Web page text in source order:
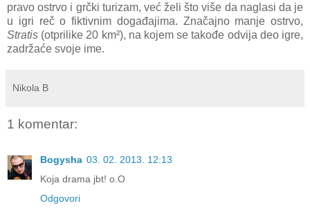
pravo ostrvo i grčki turizam, već želi što više da naglasi da je
u igri reč o fiktivnim događajima. Značajno manje ostrvo,
Stratis (otprilike 20 km²), na kojem se takođe odvija deo igre,
zadržaće svoje ime.
Nikola B
1 komentar:
Bogysha 03. 02. 2013. 12:13
Koja drama jbt! o.O
Odgovori